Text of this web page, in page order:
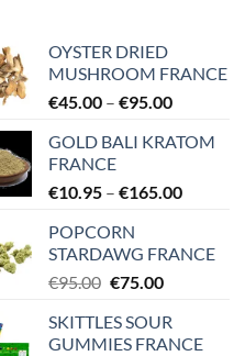
OYSTER DRIED
MUSHROOM FRANCE
€45.00 – €95.00Price
€45.00
€95.00
GOLD BALI KRATOM
FRANCE
€10.95 – €165.00Price
through
POPCORN
STARDAWG FRANCE
€95.00 Original
was:
€95.00.
€75.00Current
is:
€75.00.
SKITTLES SOUR
GUMMIES FRANCE